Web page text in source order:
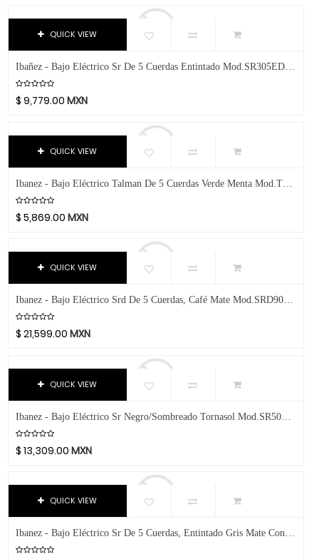
Acústicos
Eléctricos
Baterías
De Cuerda
Guitarras
Percusiones
Platillos
Software
Video
Vino
Natural
Natural Satín
Morado
Gris
Azúl Sombreado
Café
Verde Agua
Negro
Nogal
Rosa
Violeta
Rojo Transp.
Azúl Sombra
Blanca
Roja Sombra
Negra Con Azúl
Púrpura
Nogal Satin
Artley
Arturia
Audix
Bach
Beyerdynamic
Bill Lawrence
Blessing
Blue
Boston Acoustics
Boundles Audio
C.B.I.
Case
Celestion
Cerwin-Vega
Champion
Chicago Blues
CME
Co2Crea
Conn-Selmer
HECHO
QUICK VIEW
Ibañez - Bajo Eléctrico Sr De 5 Cuerdas Entintado Mod.SR305EDX-___
$9,779.00 MXN
QUICK VIEW
$5,869.00 MXN
QUICK VIEW
Ibanez - Bajo Eléctrico Srd De 5 Cuerdas, Café Mate Mod.SRD905F-BTL
$21,599.00 MXN
QUICK VIEW
$13,309.00 MXN
QUICK VIEW
Ibanez - Bajo Eléctrico Sr De 5 Cuerdas, Entintado Gris Mate Con Funda Mod.SR1455DW-TGF